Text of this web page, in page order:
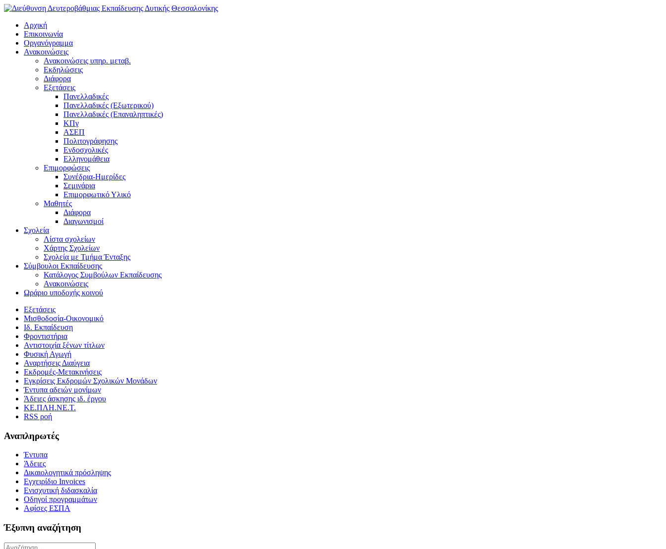
Αρχική
Επικοινωνία
Οργανόγραμμα
Ανακοινώσεις
Ανακοινώσεις υπηρ. μεταβ.
Εκδηλώσεις
Διάφορα
Εξετάσεις
Πανελλαδικές
Πανελλαδικές (Εξωτερικού)
Πανελλαδικές (Επαναληπτικές)
ΚΠγ
ΑΣΕΠ
Πολιτογράφησης
Ενδοσχολικές
Ελληνομάθεια
Επιμορφώσεις
Συνέδρια-Ημερίδες
Σεμινάρια
Επιμορφωτικό Υλικό
Μαθητές
Διάφορα
Διαγωνισμοί
Σχολεία
Λίστα σχολείων
Χάρτης Σχολείων
Σχολεία με Τμήμα Ένταξης
Σύμβουλοι Εκπαίδευσης
Κατάλογος Συμβούλων Εκπαίδευσης
Ανακοινώσεις
Ωράριο υποδοχής κοινού
Εξετάσεις
Μισθοδοσία-Οικονομικό
Ιδ. Εκπαίδευση
Φροντιστήρια
Αντιστοιχία ξένων τίτλων
Φυσική Αγωγή
Αναρτήσεις Διαύγεια
Εκδρομές-Μετακινήσεις
Εγκρίσεις Εκδρομών Σχολικών Μονάδων
Έντυπα αδειών μονίμων
Άδειες άσκησης ιδ. έργου
ΚΕ.ΠΛΗ.ΝΕ.Τ.
RSS ροή
Αναπληρωτές
Έντυπα
Άδειες
Δικαιολογητικά πρόσληψης
Εγχειρίδιο Invoices
Ενισχυτική διδασκαλία
Οδηγοί προγραμμάτων
Αφίσες ΕΣΠΑ
Έξυπνη αναζήτηση